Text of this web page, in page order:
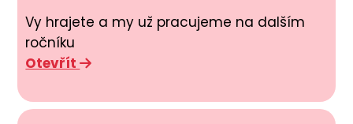
Vy hrajete a my už pracujeme na dalším
ročníku
Otevřít